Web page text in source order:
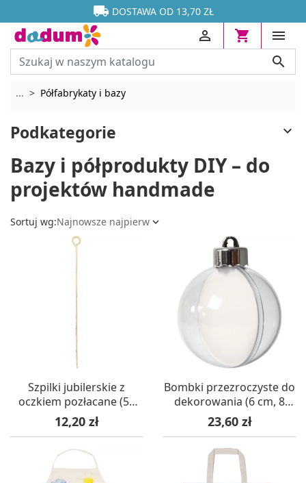

 DOSTAWA OD 13,70 ZŁ






... Rozwiń breadcrumbs
Półfabrykaty i bazy
Podkategorie 
Bazy i półprodukty DIY – do
projektów handmade
Sortuj wg:Najnowsze najpierw 
Szpilki jubilerskie z
oczkiem pozłacane (50
mm, 30 szt.)
Cena
12,20 zł
Bombki przezroczyste do
dekorowania (6 cm, 8
szt.)
Cena
23,60 zł